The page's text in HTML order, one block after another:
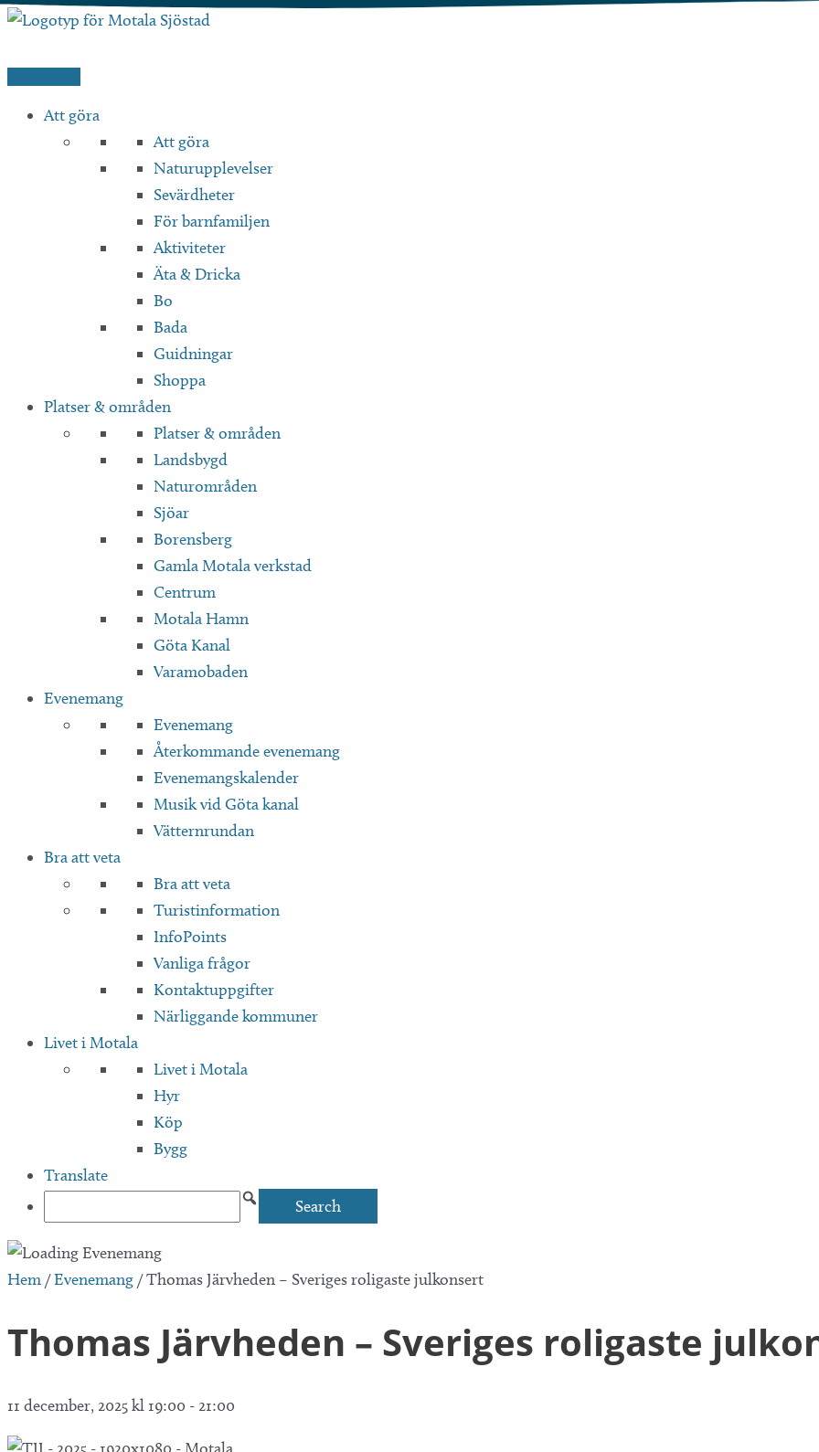
Hoppa
innehåll
Att göra
Att göra
Naturupplevelser
Sevärdheter
För barnfamiljen
Aktiviteter
Äta & Dricka
Bo
Bada
Guidningar
Shoppa
Platser & områden
Platser & områden
Landsbygd
Naturområden
Sjöar
Borensberg
Gamla Motala verkstad
Centrum
Motala Hamn
Göta Kanal
Varamobaden
Evenemang
Evenemang
Återkommande evenemang
Evenemangskalender
Musik vid Göta kanal
Vätternrundan
Bra att veta
Bra att veta
Turistinformation
InfoPoints
Vanliga frågor
Kontaktuppgifter
Närliggande kommuner
Livet i Motala
Livet i Motala
Hyr
Köp
Bygg
Translate
Hem /Evenemang /Thomas Järvheden – Sveriges roligaste julkonsert
Thomas Järvheden – Sveriges roligaste
11 december, 2025 kl 19:00 - 21:00